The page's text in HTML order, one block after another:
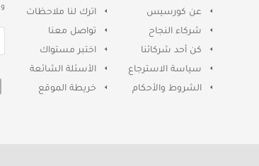
عن كورسيس
شركاء النجاح
كن أحد شركائنا
سياسة الاسترجاع
الشروط والأحكام
اترك لنا ملاحظات
تواصل معنا
اختبر مستواك
الأسئلة الشائعة
خريطة الموقع